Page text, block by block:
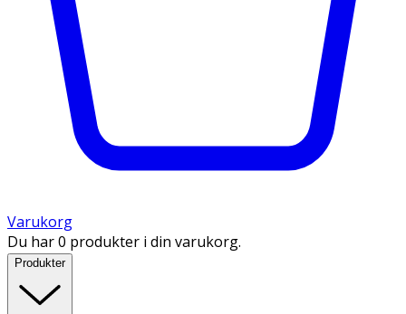
Varukorg
Du har 0 produkter i din varukorg.
Produkter